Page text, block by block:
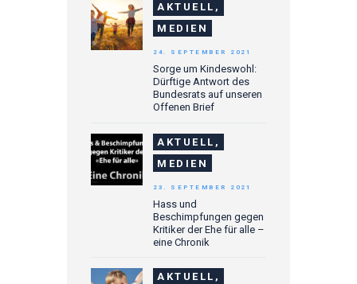
AKTUELL,
MEDIEN
Sorge um Kindeswohl:
Dürftige Antwort des
Bundesrats auf unseren
Offenen Brief
24. SEPTEMBER 2021
AKTUELL,
MEDIEN
Hass und
Beschimpfungen gegen
Kritiker der Ehe für alle –
eine Chronik
23. SEPTEMBER 2021
AKTUELL,